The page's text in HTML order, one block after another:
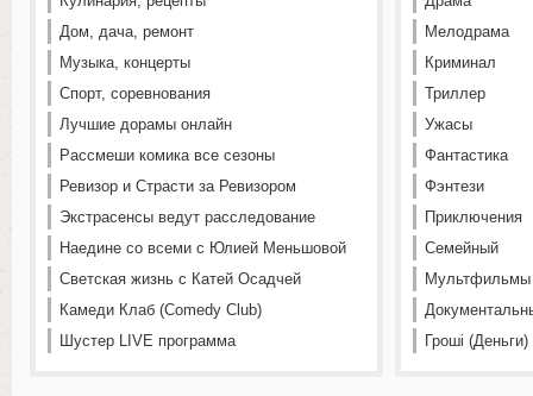
Дом, дача, ремонт
Музыка, концерты
Спорт, соревнования
Лучшие дорамы онлайн
Рассмеши комика все сезоны
Ревизор и Страсти за Ревизором
Экстрасенсы ведут расследование
Наедине со всеми с Юлией Меньшовой
Светская жизнь с Катей Осадчей
Камеди Клаб (Comedy Club)
Шустер LIVE программа
Мелодрама
Криминал
Триллер
Ужасы
Фантастика
Фэнтези
Приключения
Семейный
Мультфильмы
Гроші